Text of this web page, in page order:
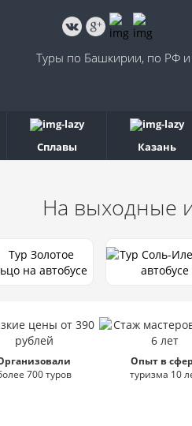
Туры по Башкирии, по РФ
Сплавы Казань
На выходные
700 туров
Опыт в
туризма 10